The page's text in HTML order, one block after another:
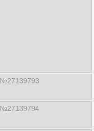
№27139793
№27139794